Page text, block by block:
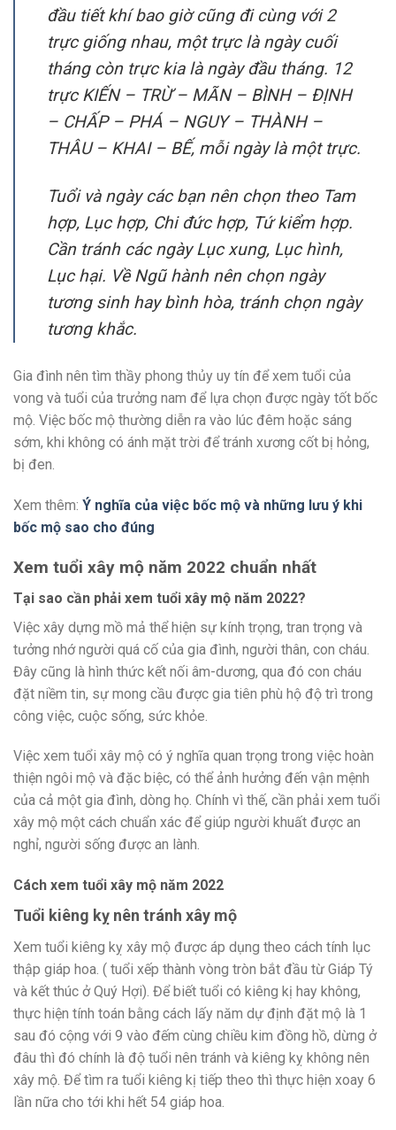
đầu tiết khí bao giờ cũng đi cùng với 2
trực giống nhau, một trực là ngày cuối
tháng còn trực kia là ngày đầu tháng. 12
trực KIẾN – TRỪ – MÃN – BÌNH – ĐỊNH
– CHẤP – PHÁ – NGUY – THÀNH –
THÂU – KHAI – BẾ, mỗi ngày là một trực.
Tuổi và ngày các bạn nên chọn theo Tam
hợp, Lục hợp, Chi đức hợp, Tứ kiểm hợp.
Cần tránh các ngày Lục xung, Lục hình,
Lục hại. Về Ngũ hành nên chọn ngày
tương sinh hay bình hòa, tránh chọn ngày
tương khắc.
Gia đình nên tìm thầy phong thủy uy tín để xem tuổi của
vong và tuổi của trưởng nam để lựa chọn được ngày tốt bốc
mộ. Việc bốc mộ thường diễn ra vào lúc đêm hoặc sáng
sớm, khi không có ánh mặt trời để tránh xương cốt bị hỏng,
bị đen.
Xem thêm: Ý nghĩa của việc bốc mộ và những lưu ý khi
bốc mộ sao cho đúng
Xem tuổi xây mộ năm 2022 chuẩn nhất
Tại sao cần phải xem tuổi xây mộ năm 2022?
Việc xây dựng mồ mả thể hiện sự kính trọng, tran trọng và
tưởng nhớ người quá cố của gia đình, người thân, con cháu.
Đây cũng là hình thức kết nối âm-dương, qua đó con cháu
đặt niềm tin, sự mong cầu được gia tiên phù hộ độ trì trong
công việc, cuộc sống, sức khỏe.
Việc xem tuổi xây mộ có ý nghĩa quan trọng trong việc hoàn
thiện ngôi mộ và đặc biệc, có thể ảnh hưởng đến vận mệnh
của cả một gia đình, dòng họ. Chính vì thế, cần phải xem tuổi
xây mộ một cách chuẩn xác để giúp người khuất được an
nghỉ, người sống được an lành.
Cách xem tuổi xây mộ năm 2022
Tuổi kiêng kỵ nên tránh xây mộ
Xem tuổi kiêng kỵ xây mộ được áp dụng theo cách tính lục
thập giáp hoa. ( tuổi xếp thành vòng tròn bắt đầu từ Giáp Tý
và kết thúc ở Quý Hợi). Để biết tuổi có kiêng kị hay không,
thực hiện tính toán bằng cách lấy năm dự định đặt mộ là 1
sau đó cộng với 9 vào đếm cùng chiều kim đồng hồ, dừng ở
đâu thì đó chính là độ tuổi nên tránh và kiêng kỵ không nên
xây mộ. Để tìm ra tuổi kiêng kị tiếp theo thì thực hiện xoay 6
lần nữa cho tới khi hết 54 giáp hoa.